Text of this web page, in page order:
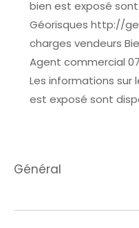
bien est exposé
Géorisques http://
charges vendeurs
Agent commercial
Les informations sur
est exposé sont
général